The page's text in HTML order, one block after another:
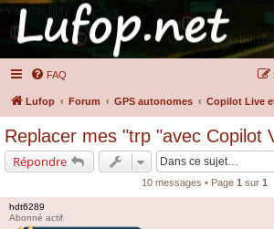
FAQ
Lufop Forum GPS autonomes Copilot Live
Replacer mes "trp "avec Copilot
Répondre
10 messages • Page 1 sur 1
hdt6289
Abonné actif